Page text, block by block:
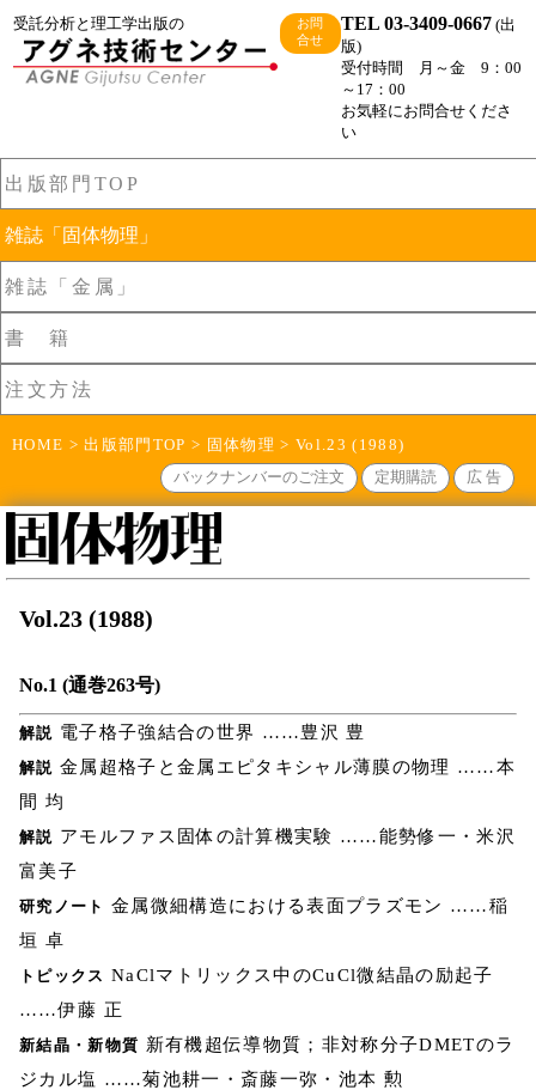
受託分析と理工学出版の
お問
合せ
TEL 03-3409-0667(出
版)
受付時間 月～金 9：00
～17：00
お気軽にお問合せくださ
い
出版部門TOP
雑誌「固体物理」
雑誌「金属」
書 籍
注文方法
HOME >出版部門TOP > 固体物理 > Vol.23 (1988)
バックナンバーのご注文
定期購読 広 告
Vol.23 (1988)
No.1 (通巻263号)
解説 電子格子強結合の世界 ……豊沢 豊
解説 金属超格子と金属エピタキシャル薄膜の物理 ……本
間 均
解説 アモルファス固体の計算機実験 ……能勢修一・米沢
富美子
研究ノート 金属微細構造における表面プラズモン ……稲
垣 卓
トピックス NaClマトリックス中のCuCl微結晶の励起子
……伊藤 正
新結晶・新物質 新有機超伝導物質；非対称分子DMETのラ
ジカル塩 ……菊池耕一・斎藤一弥・池本 勲